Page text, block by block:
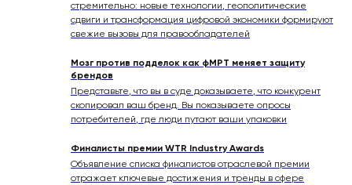
стремительно: новые технологии, геополитические
сдвиги и трансформация цифровой экономики формируют
свежие вызовы для правообладателей
Мозг против подделок как фМРТ меняет защиту
брендов
Представьте, что вы в суде доказываете, что конкурент
скопировал ваш бренд. Вы показываете опросы
потребителей, где люди путают ваши упаковки
Финалисты премии WTR Industry Awards
Объявление списка финалистов отраслевой премии
отражает ключевые достижения и тренды в сфере